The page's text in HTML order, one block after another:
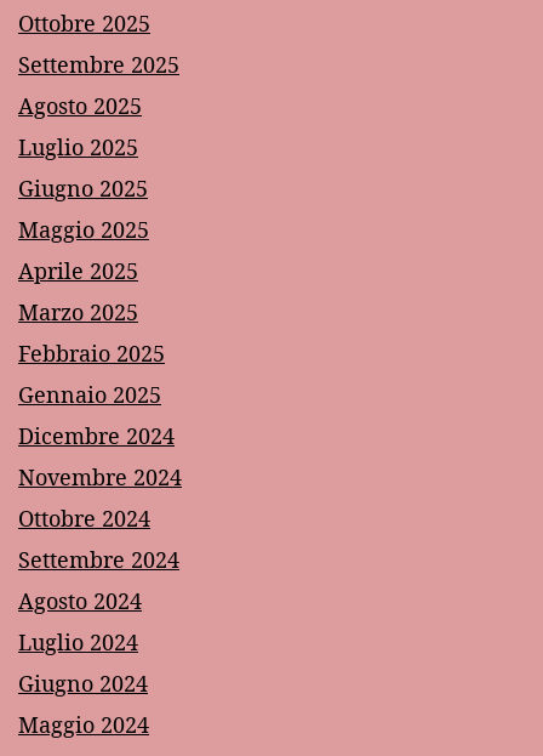
Ottobre 2025
Settembre 2025
Agosto 2025
Luglio 2025
Giugno 2025
Maggio 2025
Aprile 2025
Marzo 2025
Febbraio 2025
Gennaio 2025
Dicembre 2024
Novembre 2024
Ottobre 2024
Settembre 2024
Agosto 2024
Luglio 2024
Giugno 2024
Maggio 2024